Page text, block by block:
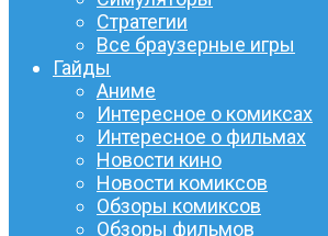
Стратегии
Все браузерные игры
Гайды
Аниме
Интересное о комиксах
Интересное о фильмах
Новости кино
Новости комиксов
Обзоры комиксов
Обзоры фильмов